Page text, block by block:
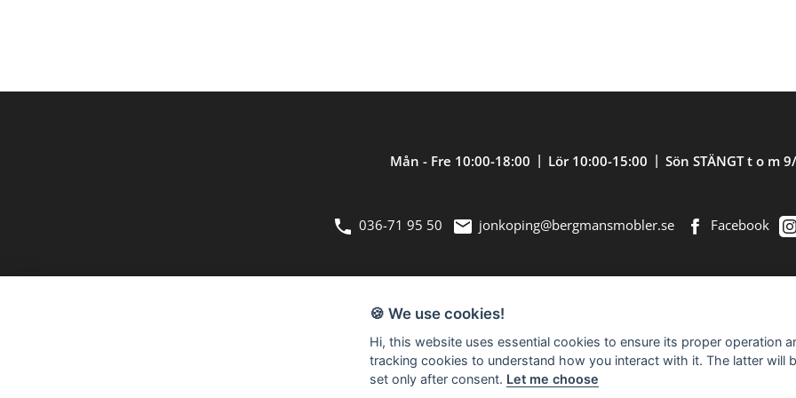
Mån - Fre 10:00-18:00 Lör 10:00-15:00 Sön STÄNGT t o m
036-71 95 50 jonkoping@bergmansmobler.se Facebook
Bergmans Möbler är en fullsortimentsbutik inom möbler och heminredning. Välkommen in till vår nästan 2.500
🍪 We use cookies!
Hi, this website uses essential cookies to ensure its proper operation
tracking cookies to understand how you interact with it. The latter will
set only after consent. Let me choose